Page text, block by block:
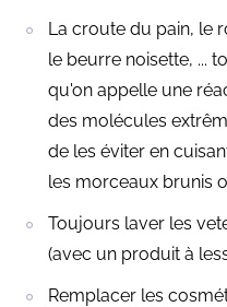
La croute du pain, le
le beurre noisette, ...
qu'on appelle une
des molécules
de les éviter en
les morceaux brunis
Toujours laver les
(avec un produit à
Remplacer les